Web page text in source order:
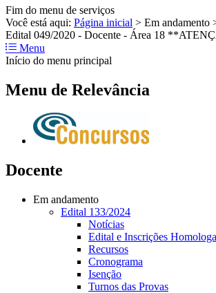
Fim do menu de serviços
Você está aqui: Página inicial > Em andamento
Edital 049/2020 - Docente - Área 18
Menu
Início do menu principal
Menu de Relevância
Docente
Em andamento
Edital 133/2024
Notícias
Edital e Inscrições
Recursos
Cronograma
Isenção
Turnos das Provas